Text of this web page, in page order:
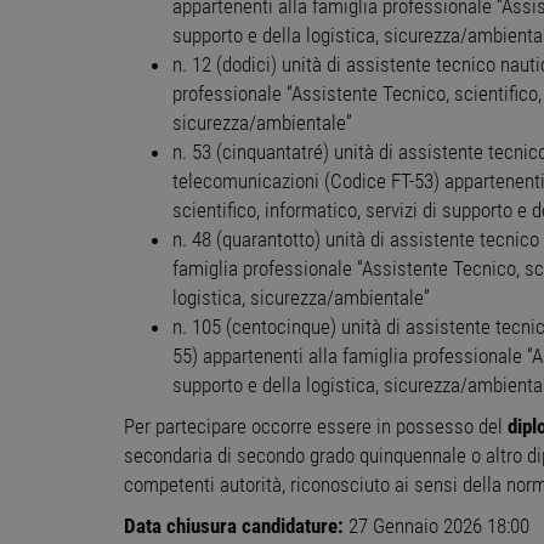
appartenenti alla famiglia professionale
supporto e della logistica, sicurezza/
n. 12 (dodici) unità di assistente tecnico
professionale “Assistente Tecnico,
sicurezza/ambientale”
n. 53 (cinquantatré) unità di assistente
telecomunicazioni (Codice FT-53)
scientifico, informatico, servizi di supporto e
n. 48 (quarantotto) unità di assistente
famiglia professionale “Assistente Tecnico,
logistica, sicurezza/ambientale”
n. 105 (centocinque) unità di assistente
55) appartenenti alla famiglia professionale
supporto e della logistica, sicurezza/
Per partecipare occorre essere in possesso del
secondaria di secondo grado quinquennale o altro
competenti autorità, riconosciuto ai sensi della
Data chiusura candidature: 27 Gennaio 2026 18:00
NON
I cookie strettamente
web non può essere
Nome
PHPSESSID
CookieScriptConsent
receive-cookie-
deprecation